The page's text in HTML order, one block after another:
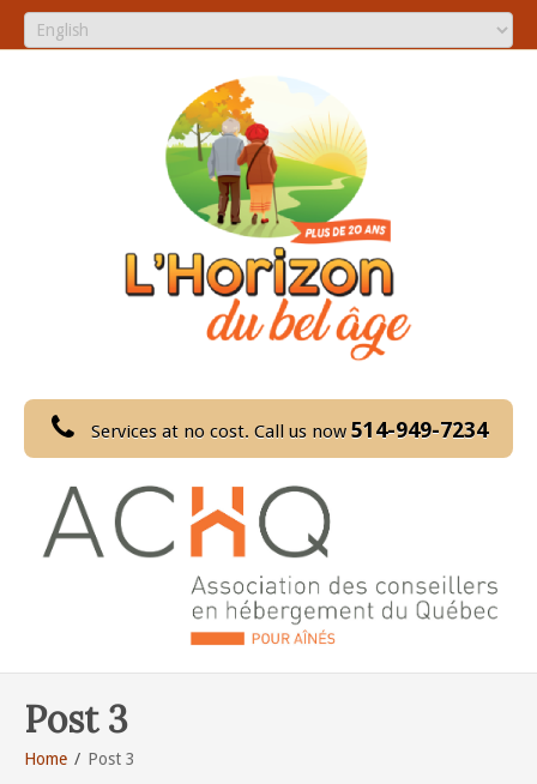
Services at no cost. Call us now 514-949-7234
Post 3
Home Post 3